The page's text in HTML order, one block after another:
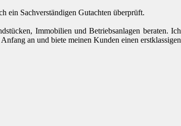
ein Sachverständigen Gutachten überprüft.
Immobilien und Betriebsanlagen beraten. Ich
an und biete meinen Kunden einen erstklassigen